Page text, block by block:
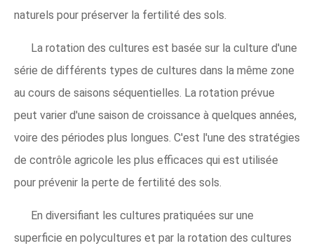
naturels pour préserver la fertilité des sols.
La rotation des cultures est basée sur la culture d'une
série de différents types de cultures dans la même zone
au cours de saisons séquentielles. La rotation prévue
peut varier d'une saison de croissance à quelques années,
voire des périodes plus longues. C'est l'une des stratégies
de contrôle agricole les plus efficaces qui est utilisée
pour prévenir la perte de fertilité des sols.
En diversifiant les cultures pratiquées sur une
superficie en polycultures et par la rotation des cultures